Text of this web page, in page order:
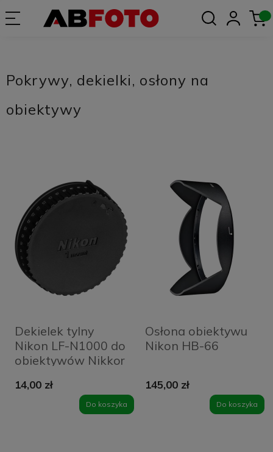
Pokrywy, dekielki, osłony na
obiektywy
Dekielek tylny
Nikon LF-N1000 do
obiektywów Nikkor
14,00 zł
Do koszyka
Osłona obiektywu
Nikon HB-66
145,00 zł
Do koszyka